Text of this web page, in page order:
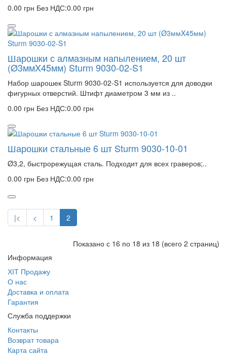
0.00 грн Без НДС:0.00 грн
Шарошки с алмазным напылением, 20 шт
(Ø3ммX45мм) Sturm 9030-02-S1
Набор шарошек Sturm 9030-02-S1 используется для доводки
фигурных отверстий. Штифт диаметром 3 мм из ..
0.00 грн Без НДС:0.00 грн
Шарошки стальные 6 шт Sturm 9030-10-01
Ø3,2, быстрорежущая сталь. Подходит для всех граверов;..
0.00 грн Без НДС:0.00 грн
|< < 1 2
Показано с 16 по 18 из 18 (всего 2 страниц)
Информация
ХІТ Продажу
О нас
Доставка и оплата
Гарантия
Служба поддержки
Контакты
Возврат товара
Карта сайта